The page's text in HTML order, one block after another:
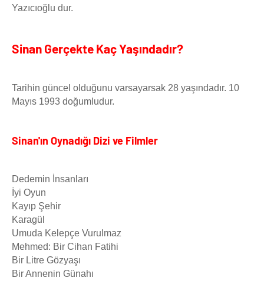
Yazıcıoğlu dur.
Sinan Gerçekte Kaç Yaşındadır?
Tarihin güncel olduğunu varsayarsak 28 yaşındadır. 10
Mayıs 1993 doğumludur.
Sinan'ın Oynadığı Dizi ve Filmler
Dedemin İnsanları
İyi Oyun
Kayıp Şehir
Karagül
Umuda Kelepçe Vurulmaz
Mehmed: Bir Cihan Fatihi
Bir Litre Gözyaşı
Bir Annenin Günahı